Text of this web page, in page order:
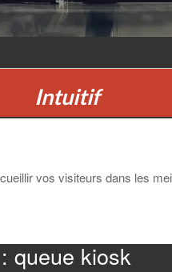
Intuitif
vos visiteurs dans les
: queue kiosk